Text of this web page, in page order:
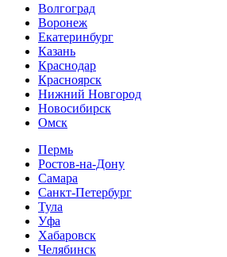
Волгоград
Воронеж
Екатеринбург
Казань
Краснодар
Красноярск
Нижний Новгород
Новосибирск
Омск
Пермь
Ростов-на-Дону
Самара
Санкт-Петербург
Тула
Уфа
Хабаровск
Челябинск